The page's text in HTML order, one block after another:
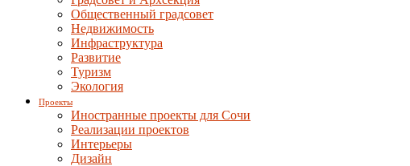
Общественный градсовет
Недвижимость
Инфраструктура
Развитие
Туризм
Экология
Проекты
Иностранные проекты для Сочи
Реализации проектов
Интерьеры
Дизайн